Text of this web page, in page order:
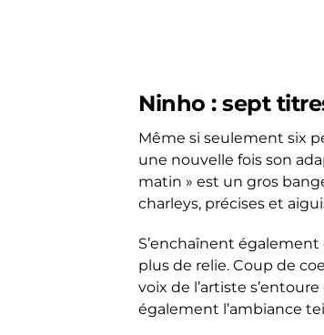
Ninho : sept
Même si seulement six
une nouvelle fois son
matin » est un gros
charleys, précises et
S’enchaînent
plus de relie. Coup de
voix de l’artiste
également l’ambiance